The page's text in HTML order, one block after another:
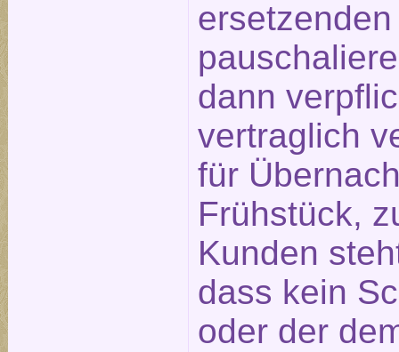
dann
vertraglich
für
Frühstück,
Kunden
dass kein
oder der